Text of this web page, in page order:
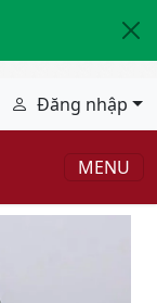
Đăng nhập
MENU